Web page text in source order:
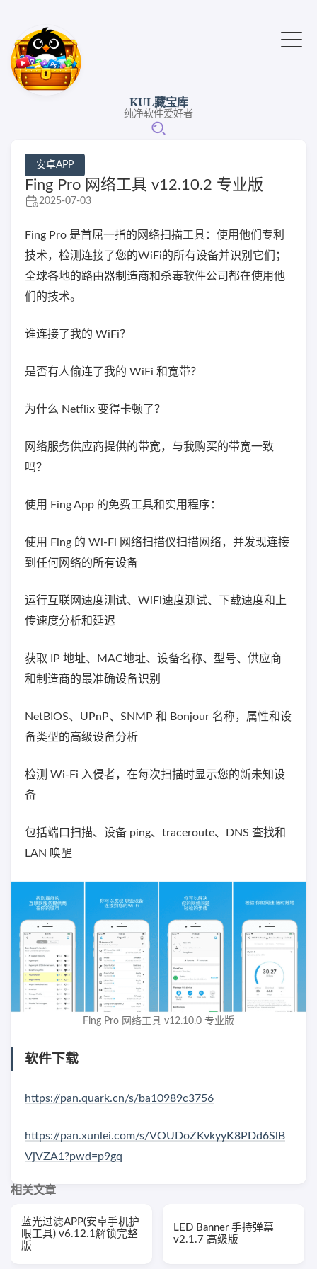
KUL藏宝库
纯净软件爱好者
安卓APP
Fing Pro 网络工具 v12.10.2 专业版
2025-07-03
Fing Pro 是首屈一指的网络扫描工具：使用他们专利
技术，检测连接了您的WiFi的所有设备并识别它们；
全球各地的路由器制造商和杀毒软件公司都在使用他
们的技术。
谁连接了我的 WiFi？
是否有人偷连了我的 WiFi 和宽带？
为什么 Netflix 变得卡顿了？
网络服务供应商提供的带宽，与我购买的带宽一致
吗？
使用 Fing App 的免费工具和实用程序：
使用 Fing 的 Wi-Fi 网络扫描仪扫描网络，并发现连接
到任何网络的所有设备
运行互联网速度测试、WiFi速度测试、下载速度和上
传速度分析和延迟
获取 IP 地址、MAC地址、设备名称、型号、供应商
和制造商的最准确设备识别
NetBIOS、UPnP、SNMP 和 Bonjour 名称，属性和设
备类型的高级设备分析
检测 Wi-Fi 入侵者，在每次扫描时显示您的新未知设
备
包括端口扫描、设备 ping、traceroute、DNS 查找和
LAN 唤醒
Fing Pro 网络工具 v12.10.0 专业版
软件下载
https://pan.quark.cn/s/ba10989c3756
https://pan.xunlei.com/s/VOUDoZKvkyyK8PDd6SlB
VjVZA1?pwd=p9gq
相关文章
蓝光过滤APP(安卓手机护
眼工具) v6.12.1解锁完整
版
LED Banner 手持弹幕
v2.1.7 高级版